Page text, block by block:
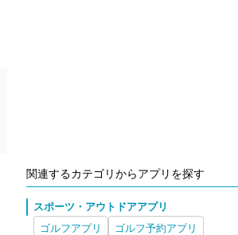
関連するカテゴリからアプリを探す
スポーツ・アウトドアアプリ
ゴルフアプリ
ゴルフ予約アプリ